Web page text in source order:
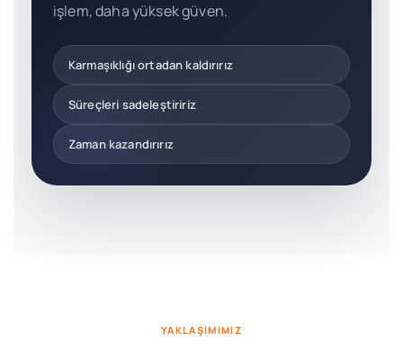
işlem, daha yüksek güven.
Karmaşıklığı ortadan kaldırırız
Süreçleri sadeleştiririz
Zaman kazandırırız
YAKLAŞIMIMIZ